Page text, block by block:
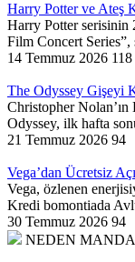
Harry Potter ve Ateş
Harry Potter serisinin
Film Concert Series”,
14 Temmuz 2026 118
The Odyssey Gişeyi
Christopher Nolan’ın
Odyssey, ilk hafta
21 Temmuz 2026 94
Vega’dan Ücretsiz
Vega, özlenen
Kredi bomontiada
30 Temmuz 2026 94
NEDEN